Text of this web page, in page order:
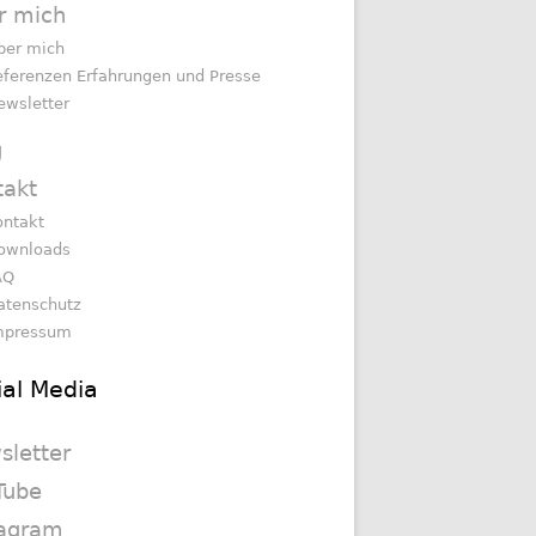
mich
mich
Erfahrungen und Presse
Media